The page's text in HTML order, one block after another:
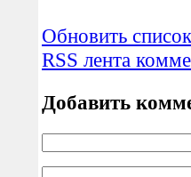
Обновить
RSS лента
Добавить